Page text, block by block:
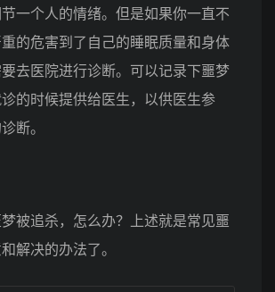
一个人的情绪。但是如果你一直不
的危害到了自己的睡眠质量和身体
去医院进行诊断。可以记录下噩梦
的时候提供给医生，以供医生参
断。
追杀，怎么办？上述就是常见噩
解决的办法了。